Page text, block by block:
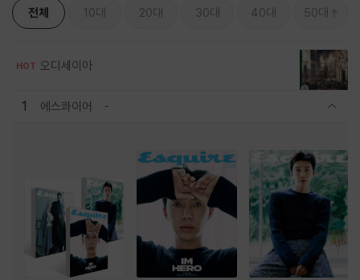
전체 10대 20대 30대 40대 50대
HOT 오디세이아
1 에스콰이어